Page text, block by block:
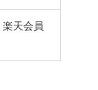
天会員